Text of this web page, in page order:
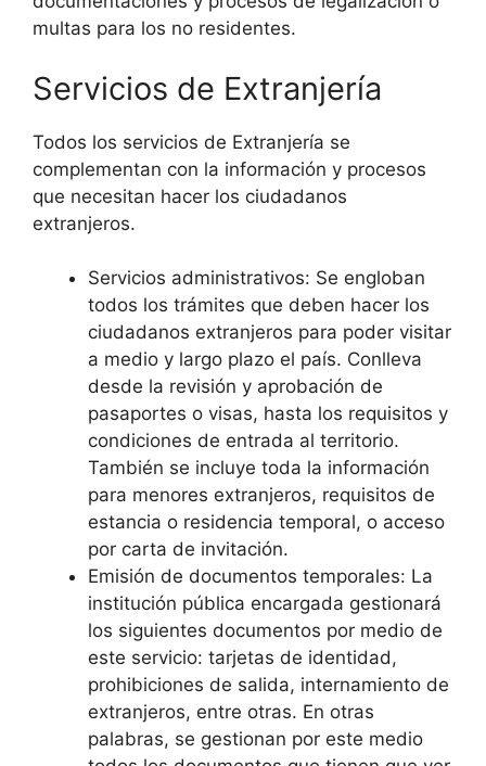
multas para los no residentes.
Servicios de Extranjería
Todos los servicios de Extranjería se
complementan con la información y procesos
que necesitan hacer los ciudadanos
extranjeros.
Servicios administrativos: Se engloban
todos los trámites que deben hacer los
ciudadanos extranjeros para poder visitar
a medio y largo plazo el país. Conlleva
desde la revisión y aprobación de
pasaportes o visas, hasta los requisitos y
condiciones de entrada al territorio.
También se incluye toda la información
para menores extranjeros, requisitos de
estancia o residencia temporal, o acceso
por carta de invitación.
Emisión de documentos temporales: La
institución pública encargada gestionará
los siguientes documentos por medio de
este servicio: tarjetas de identidad,
prohibiciones de salida, internamiento de
extranjeros, entre otras. En otras
palabras, se gestionan por este medio